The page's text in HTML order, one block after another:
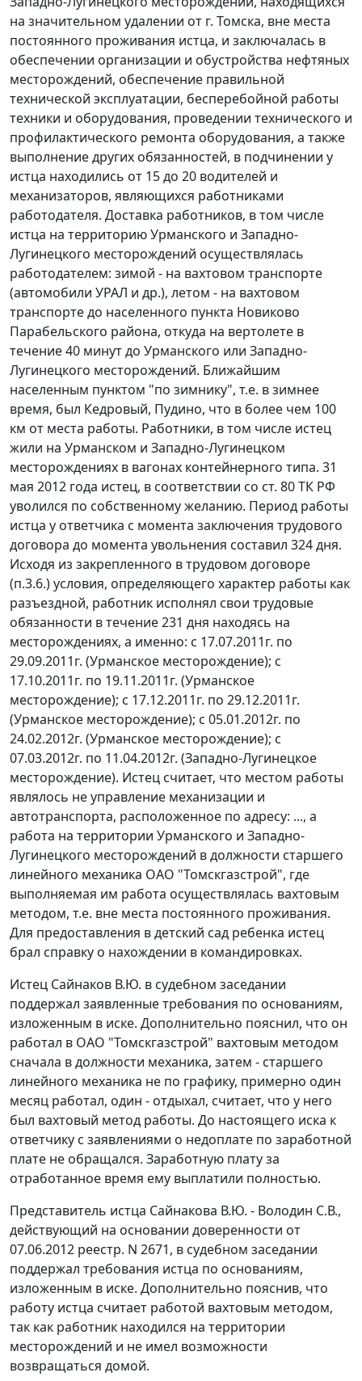
на значительном удалении от г. Томска, вне места
постоянного проживания истца, и заключалась в
обеспечении организации и обустройства нефтяных
месторождений, обеспечение правильной
технической эксплуатации, бесперебойной работы
техники и оборудования, проведении технического и
профилактического ремонта оборудования, а также
выполнение других обязанностей, в подчинении у
истца находились от 15 до 20 водителей и
механизаторов, являющихся работниками
работодателя. Доставка работников, в том числе
истца на территорию Урманского и Западно-
Лугинецкого месторождений осуществлялась
работодателем: зимой - на вахтовом транспорте
(автомобили УРАЛ и др.), летом - на вахтовом
транспорте до населенного пункта Новиково
Парабельского района, откуда на вертолете в
течение 40 минут до Урманского или Западно-
Лугинецкого месторождений. Ближайшим
населенным пунктом "по зимнику", т.е. в зимнее
время, был Кедровый, Пудино, что в более чем 100
км от места работы. Работники, в том числе истец
жили на Урманском и Западно-Лугинецком
месторождениях в вагонах контейнерного типа. 31
мая 2012 года истец, в соответствии со ст. 80ТК РФ
уволился по собственному желанию. Период работы
истца у ответчика с момента заключения трудового
договора до момента увольнения составил 324 дня.
Исходя из закрепленного в трудовом договоре
(п.3.6.) условия, определяющего характер работы как
разъездной, работник исполнял свои трудовые
обязанности в течение 231 дня находясь на
месторождениях, а именно: с 17.07.2011г. по
29.09.2011г. (Урманское месторождение); с
17.10.2011г. по 19.11.2011г. (Урманское
месторождение); с 17.12.2011г. по 29.12.2011г.
(Урманское месторождение); с 05.01.2012г. по
24.02.2012г. (Урманское месторождение); с
07.03.2012г. по 11.04.2012г. (Западно-Лугинецкое
месторождение). Истец считает, что местом работы
являлось не управление механизации и
автотранспорта, расположенное по адресу: ..., а
работа на территории Урманского и Западно-
Лугинецкого месторождений в должности старшего
линейного механика ОАО "Томскгазстрой", где
выполняемая им работа осуществлялась вахтовым
методом, т.е. вне места постоянного проживания.
Для предоставления в детский сад ребенка истец
брал справку о нахождении в командировках.
Истец Сайнаков В.Ю. в судебном заседании
поддержал заявленные требования по основаниям,
изложенным в иске. Дополнительно пояснил, что он
работал в ОАО "Томскгазстрой" вахтовым методом
сначала в должности механика, затем - старшего
линейного механика не по графику, примерно один
месяц работал, один - отдыхал, считает, что у него
был вахтовый метод работы. До настоящего иска к
ответчику с заявлениями о недоплате по заработной
плате не обращался. Заработную плату за
отработанное время ему выплатили полностью.
Представитель истца Сайнакова В.Ю. - Володин С.В.,
действующий на основании доверенности от
07.06.2012 реестр. N 2671, в судебном заседании
поддержал требования истца по основаниям,
изложенным в иске. Дополнительно пояснив, что
работу истца считает работой вахтовым методом,
так как работник находился на территории
месторождений и не имел возможности
возвращаться домой.